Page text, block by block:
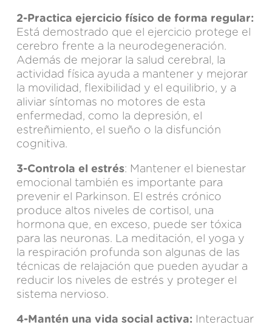
2-Practica ejercicio físico de forma regular:
Está demostrado que el ejercicio protege el
cerebro frente a la neurodegeneración.
Además de mejorar la salud cerebral, la
actividad física ayuda a mantener y mejorar
la movilidad, flexibilidad y el equilibrio, y a
aliviar síntomas no motores de esta
enfermedad, como la depresión, el
estreñimiento, el sueño o la disfunción
cognitiva.
3-Controla el estrés: Mantener el bienestar
emocional también es importante para
prevenir el Parkinson. El estrés crónico
produce altos niveles de cortisol, una
hormona que, en exceso, puede ser tóxica
para las neuronas. La meditación, el yoga y
la respiración profunda son algunas de las
técnicas de relajación que pueden ayudar a
reducir los niveles de estrés y proteger el
sistema nervioso.
4-Mantén una vida social activa: Interactuar